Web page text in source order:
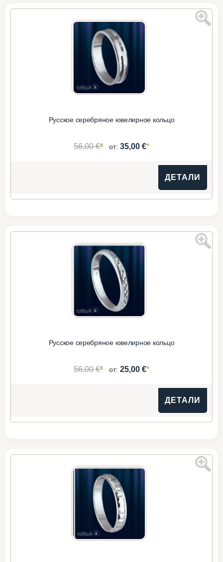
Русское серебряное ювелирное кольцо
56,00 €* от: 35,00 €*
ДЕТАЛИ
Русское серебряное ювелирное кольцо
56,00 €* от: 25,00 €*
ДЕТАЛИ